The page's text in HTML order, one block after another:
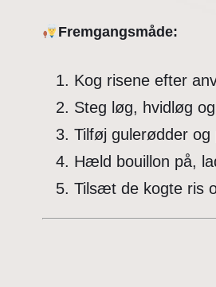
Fremgangsmåde:
Kog risene efter
Steg løg, hvidløg
Tilføj gulerødder
Hæld bouillon på,
Tilsæt de kogte ris